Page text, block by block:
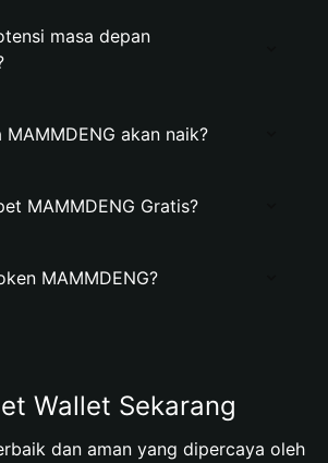
masa depan
akan naik?
MAMMDENG Gratis?
MAMMDENG?
Wallet Sekarang
dan aman yang dipercaya oleh